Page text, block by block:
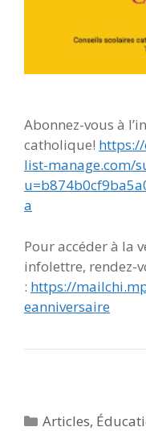
Abonnez-vous à
catholique!
list-manage.com/
a
Pour accéder à la
infolettre, rendez-
: https://
eanniversaire
Catégories
Articles,